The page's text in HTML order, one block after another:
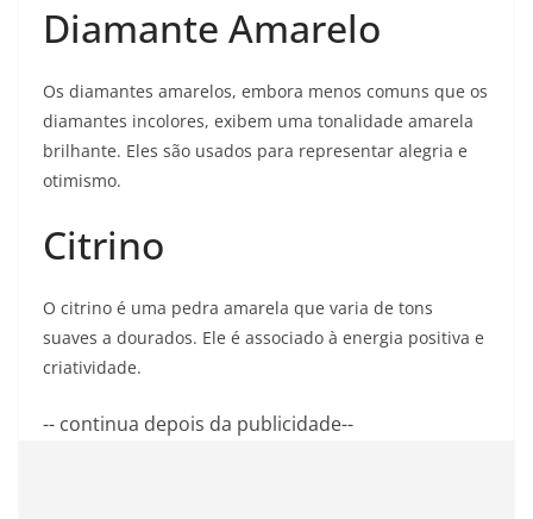
Diamante Amarelo
Os diamantes amarelos, embora menos comuns que os
diamantes incolores, exibem uma tonalidade amarela
brilhante. Eles são usados para representar alegria e
otimismo.
Citrino
O citrino é uma pedra amarela que varia de tons
suaves a dourados. Ele é associado à energia positiva e
criatividade.
-- continua depois da publicidade--